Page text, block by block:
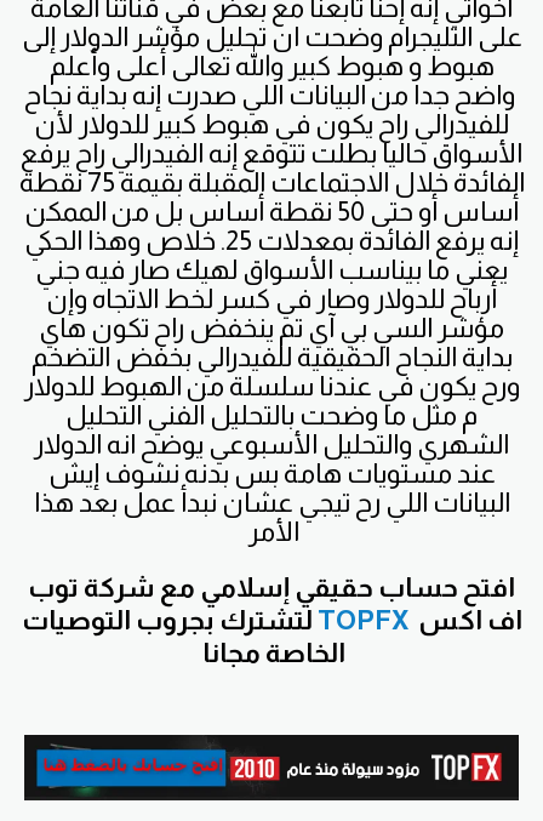
أخواتي إنه إحنا تابعنا مع بعض في قناتنا العامة
على التليجرام وضحت ان تحليل مؤشر الدولار إلى
هبوط و هبوط كبير والله تعالى أعلى وأعلم
واضح جدا من البيانات اللي صدرت إنه بداية نجاح
للفيدرالي راح يكون في هبوط كبير للدولار لأن
الأسواق حاليا بطلت تتوقع إنه الفيدرالي راح يرفع
الفائدة خلال الاجتماعات المقبلة بقيمة 75 نقطة
أساس أو حتى 50 نقطة أساس بل من الممكن
إنه يرفع الفائدة بمعدلات 25. خلاص وهذا الحكي
يعني ما بيناسب الأسواق لهيك صار فيه جني
أرباح للدولار وصار في كسر لخط الاتجاه وإن
مؤشر السي بي آي تم ينخفض راح تكون هاي
بداية النجاح الحقيقية للفيدرالي بخفض التضخم
ورح يكون في عندنا سلسلة من الهبوط للدولار
م مثل ما وضحت بالتحليل الفني التحليل
الشهري والتحليل الأسبوعي يوضح انه الدولار
عند مستويات هامة بس بدنه نشوف إيش
البيانات اللي رح تيجي عشان نبدأ عمل بعد هذا
الأمر
افتح حساب حقيقي إسلامي مع شركة توب
اف اكسTOPFX لتشترك بجروب التوصيات
الخاصة مجانا